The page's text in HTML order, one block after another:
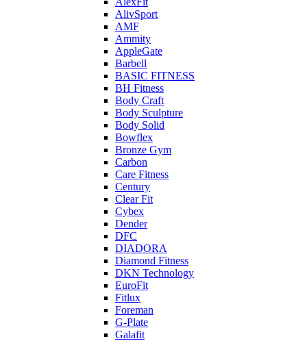
AlivSport
AMF
Ammity
AppleGate
Barbell
BASIC FITNESS
BH Fitness
Body Craft
Body Sculpture
Body Solid
Bowflex
Bronze Gym
Carbon
Care Fitness
Century
Clear Fit
Cybex
Dender
DFC
DIADORA
Diamond Fitness
DKN Technology
EuroFit
Fitlux
Foreman
G-Plate
Galafit